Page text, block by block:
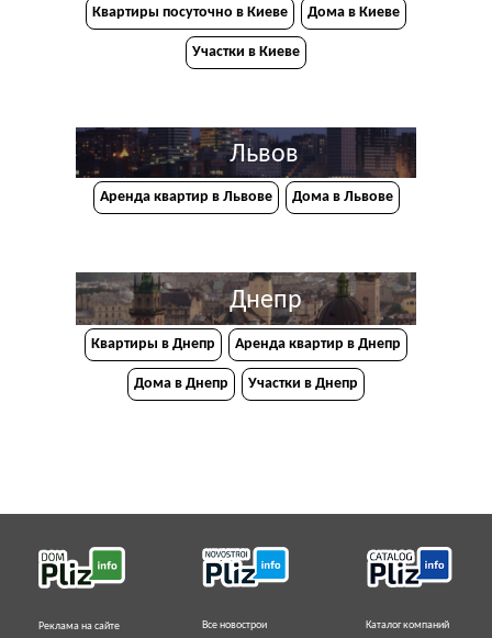
Квартиры посуточно в Киеве Дома в Киеве
Участки в Киеве
Львов
Аренда квартир в Львове Дома в Львове
Днепр
Квартиры в Днепр Аренда квартир в Днепр
Дома в Днепр Участки в Днепр
Реклама на сайте
Все новострои
Каталог компаний